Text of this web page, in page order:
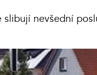
nevšední